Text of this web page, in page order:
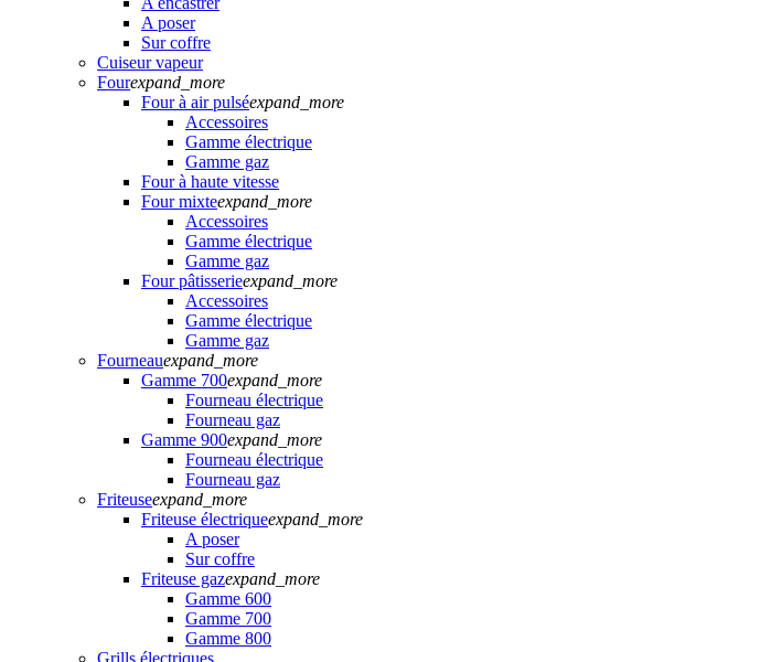
A poser
Sur coffre
Cuiseur vapeur
Fourexpand_more
Four à air pulséexpand_more
Accessoires
Gamme électrique
Gamme gaz
Four à haute vitesse
Four mixteexpand_more
Accessoires
Gamme électrique
Gamme gaz
Four pâtisserieexpand_more
Accessoires
Gamme électrique
Gamme gaz
Fourneauexpand_more
Gamme 700expand_more
Fourneau électrique
Fourneau gaz
Gamme 900expand_more
Fourneau électrique
Fourneau gaz
Friteuseexpand_more
Friteuse électriqueexpand_more
A poser
Sur coffre
Friteuse gazexpand_more
Gamme 600
Gamme 700
Gamme 800
Grills électriques